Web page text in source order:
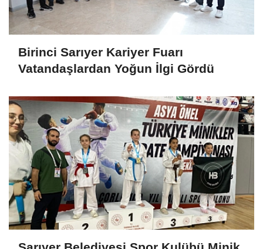
Birinci Sarıyer Kariyer Fuarı
Vatandaşlardan Yoğun İlgi Gördü